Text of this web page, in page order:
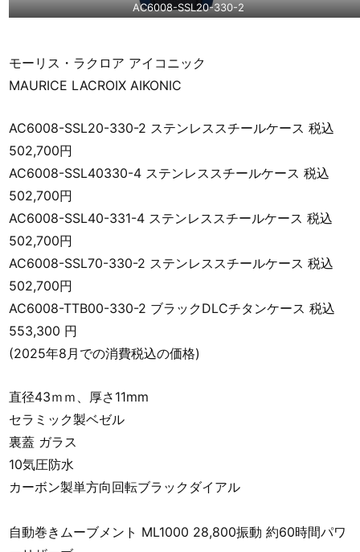
AC6008-SSL20-330-2
モーリス・ラクロア アイコニック
MAURICE LACROIX AIKONIC
AC6008-SSL20-330-2 ステンレススチールケース 税込
502,700円
AC6008-SSL40330-4 ステンレススチールケース 税込
502,700円
AC6008-SSL40-331-4 ステンレススチールケース 税込
502,700円
AC6008-SSL70-330-2 ステンレススチールケース 税込
502,700円
AC6008-TTB00-330-2 ブラックDLCチタンケース 税込
553,300 円
(2025年8月での消費税込の価格)
直径43ｍｍ、厚さ11mm
セラミック製ベゼル
裏蓋 ガラス
10気圧防水
カーボン製単方向回転ブラックダイアル
自動巻きムーブメント ML1000 28,800振動 約60時間パワ